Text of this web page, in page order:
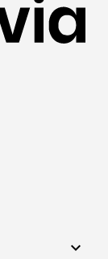
expand_more